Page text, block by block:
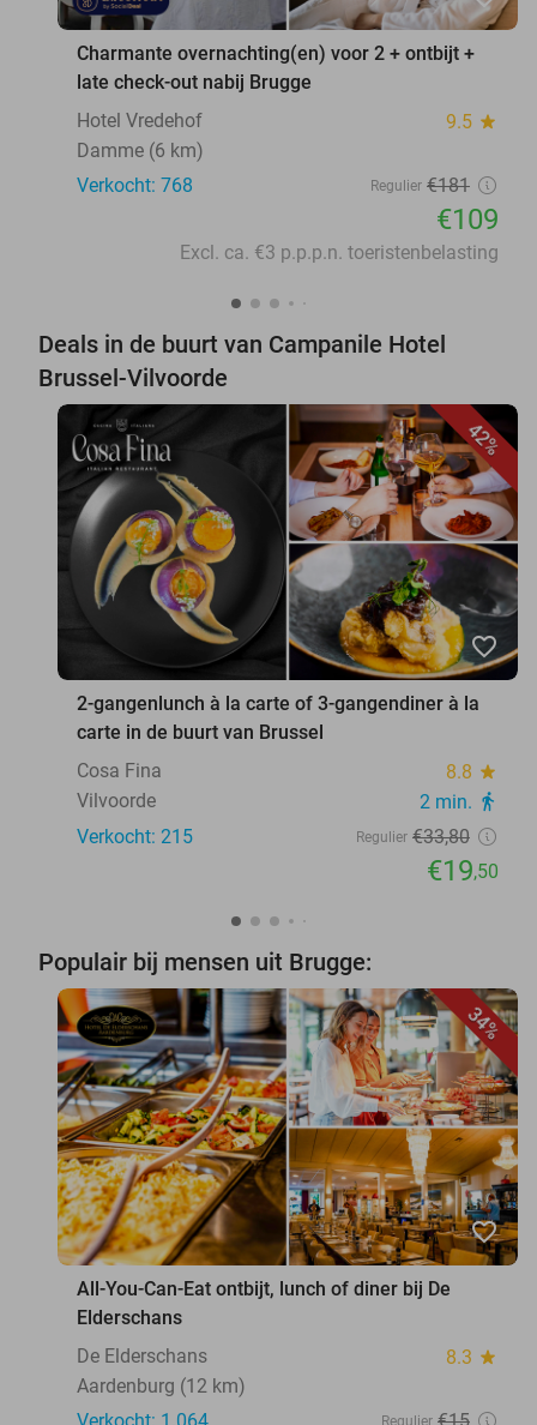
Charmante overnachting(en) voor 2 + ontbijt +
late check-out nabij Brugge
Hotel Vredehof
9.5 star
Damme (6 km)
Verkocht: 768
Regulier €181
€109
Excl. ca. €3 p.p.p.n. toeristenbelasting
Deals in de buurt van Campanile Hotel
Brussel-Vilvoorde
42%
favorite_border
2-gangenlunch à la carte of 3-gangendiner à la
carte in de buurt van Brussel
Cosa Fina
8.8 star
Vilvoorde 2 min. directions_walk
Verkocht: 215 Regulier €33,80
€19,50
Populair bij mensen uit Brugge:
34%
favorite_border
All-You-Can-Eat ontbijt, lunch of diner bij De
Elderschans
De Elderschans
8.3 star
Aardenburg (12 km)
Regulier